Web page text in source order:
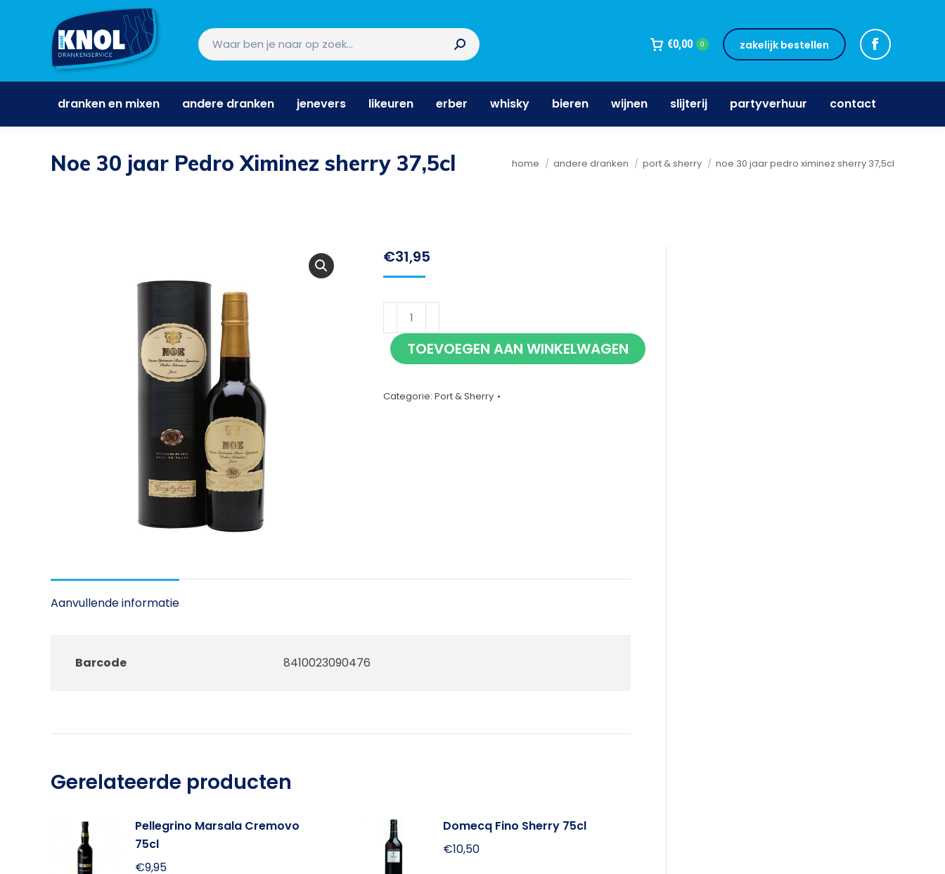
€0,00 0 zakelijk bestellen
dranken en mixen andere dranken jenevers likeuren erber whisky bieren wijnen slijterij partyverhuur contact
Noe 30 jaar Pedro Ximinez sherry 37,5cl Je bent hier:
home andere dranken port & sherry noe 30 jaar pedro ximinez sherry 37,5cl
€31,95
30
jaar
Ximinez
TOEVOEGEN AAN WINKELWAGEN
Categorie: Port & Sherry
Aanvullende informatie
Barcode 8410023090476
Gerelateerde producten
Pellegrino Marsala Cremovo
75cl
€9,95
Domecq Fino Sherry 75cl
€10,50
dranken en mixen